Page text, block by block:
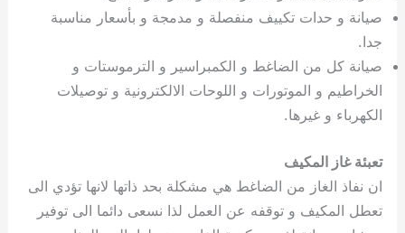
صيانة و حدات تكييف منفصلة و مدمجة و بأسعار مناسبة
جدا.
صيانة كل من الضاغط و الكمبراسير و الترموستات و
الخراطيم و الموتورات و اللوحات الالكترونية و توصيلات
الكهرباء و غيرها.
تعبئة غاز المكيف
ان نفاذ الغاز من الضاغط هي مشكلة بحد ذاتها لانها تؤدي الى
تعطل المكيف و توقفه عن العمل لذا نسعى دائما الى توفير